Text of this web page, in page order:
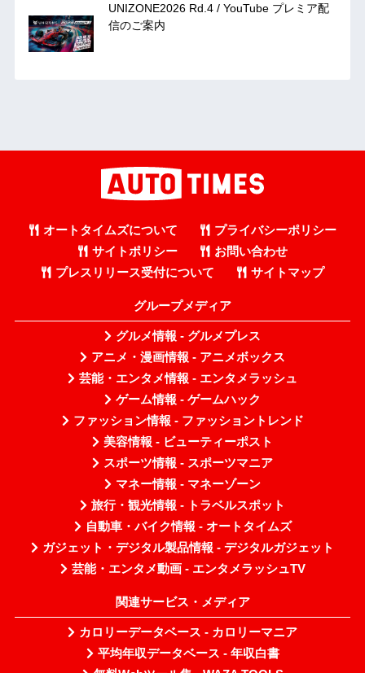
UNIZONE2026 Rd.4 / YouTube プレミア配
信のご案内
オートタイムズについて
プライバシーポリシー
サイトポリシー
お問い合わせ
プレスリリース受付について
サイトマップ
グループメディア
グルメ情報 - グルメプレス
アニメ・漫画情報 - アニメボックス
芸能・エンタメ情報 - エンタメラッシュ
ゲーム情報 - ゲームハック
ファッション情報 - ファッショントレンド
美容情報 - ビューティーポスト
スポーツ情報 - スポーツマニア
マネー情報 - マネーゾーン
旅行・観光情報 - トラベルスポット
自動車・バイク情報 - オートタイムズ
ガジェット・デジタル製品情報 - デジタルガジェット
芸能・エンタメ動画 - エンタメラッシュTV
関連サービス・メディア
カロリーデータベース - カロリーマニア
平均年収データベース - 年収白書